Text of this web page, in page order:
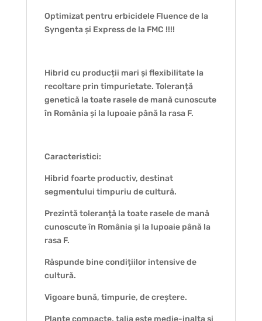
Optimizat pentru erbicidele Fluence de la
Syngenta și Express de la FMC !!!!
Hibrid cu producții mari și flexibilitate la
recoltare prin timpurietate. Toleranță
genetică la toate rasele de mană cunoscute
în România și la lupoaie până la rasa F.
Caracteristici:
Hibrid foarte productiv, destinat
segmentului timpuriu de cultură.
Prezintă toleranță la toate rasele de mană
cunoscute în România și la lupoaie până la
rasa F.
Răspunde bine condițiilor intensive de
cultură.
Vigoare bună, timpurie, de creștere.